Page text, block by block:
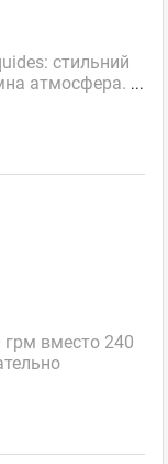
стильний
атмосфера. ...
вместо 240